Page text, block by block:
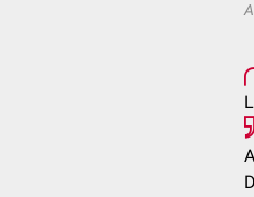
A